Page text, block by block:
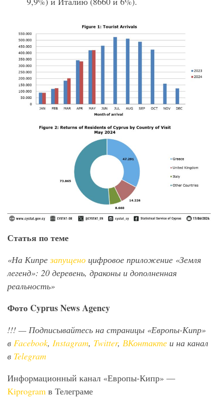
Статья по теме
«На Кипрезапущено цифровое приложение «Земля
легенд»: 20 деревень, драконы и дополненная
реальность»
Фото CyprusNewsAgency
!!! — Подписывайтесь на страницы «Европы-Кипр»
в Facebook, Instagram, Twitter, ВКонтакте и на канал
в Telegram
Информационный канал «Европы-Кипр» —
Kiprogram в Телеграме